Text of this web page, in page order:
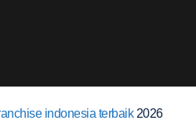
indonesia terbaik2026